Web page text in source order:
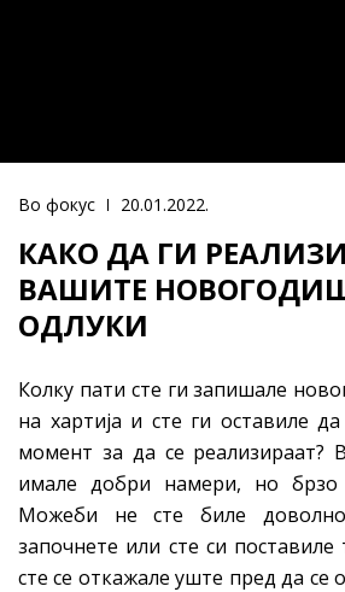
Во фокус 20.01.2022.
КАКО ДА ГИ
ВАШИТЕ
ОДЛУКИ
Колку пати сте ги запишале
на хартија и сте ги оставиле
момент за да се реализираат?
имале добри намери, но брзо
Можеби не сте биле
започнете или сте си
сте се откажале уште пред да се